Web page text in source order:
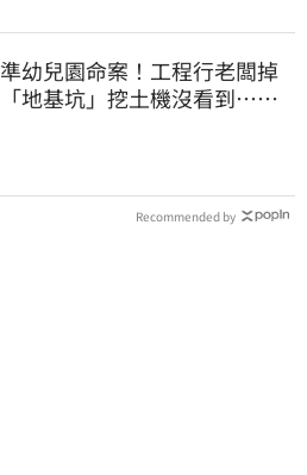
準幼兒園命案！工程行老闆掉
「地基坑」挖土機沒看到…下
Recommended by